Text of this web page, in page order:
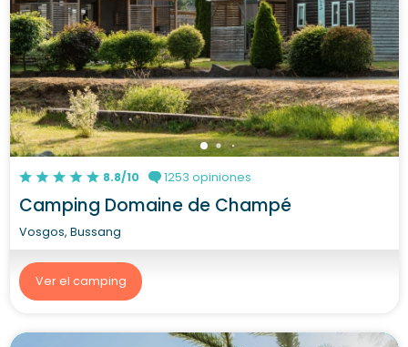
8.8/10 1253 opiniones
Camping Domaine de Champé
Vosgos, Bussang
Ver el camping